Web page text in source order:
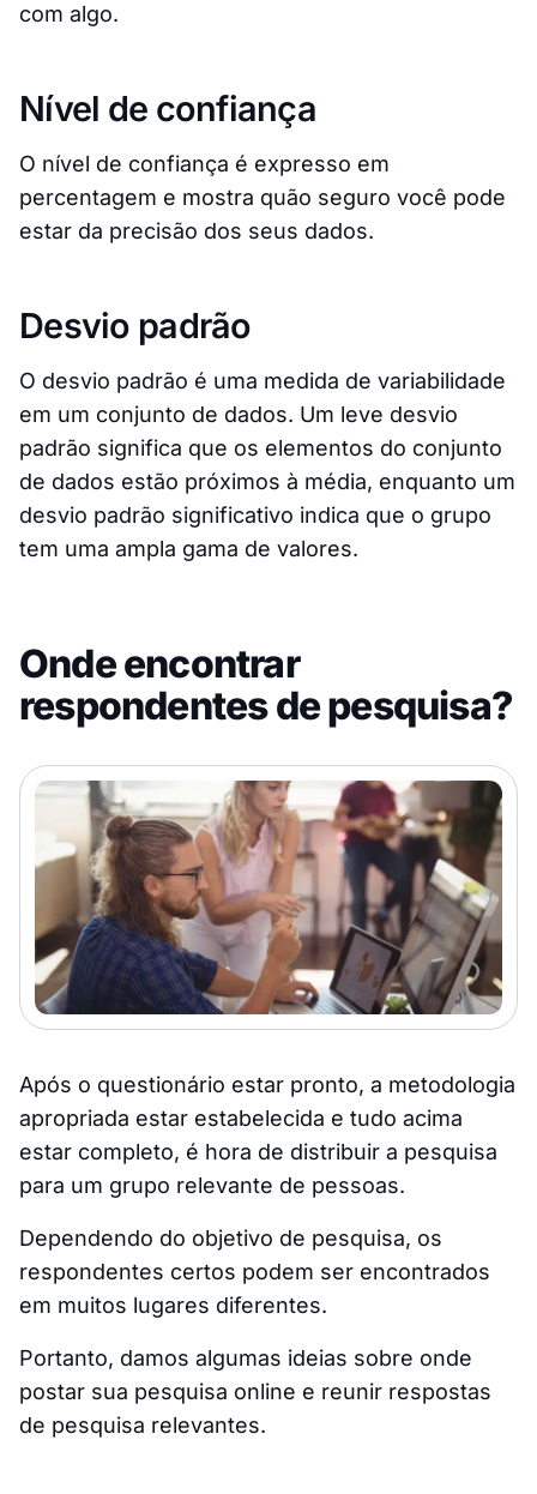
com algo.
Nível de confiança
O nível de confiança é expresso em
percentagem e mostra quão seguro você pode
estar da precisão dos seus dados.
Desvio padrão
O desvio padrão é uma medida de variabilidade
em um conjunto de dados. Um leve desvio
padrão significa que os elementos do conjunto
de dados estão próximos à média, enquanto um
desvio padrão significativo indica que o grupo
tem uma ampla gama de valores.
Onde encontrar
respondentes de pesquisa?
Após o questionário estar pronto, a metodologia
apropriada estar estabelecida e tudo acima
estar completo, é hora de distribuir a pesquisa
para um grupo relevante de pessoas.
Dependendo do objetivo de pesquisa, os
respondentes certos podem ser encontrados
em muitos lugares diferentes.
Portanto, damos algumas ideias sobre onde
postar sua pesquisa online e reunir respostas
de pesquisa relevantes.